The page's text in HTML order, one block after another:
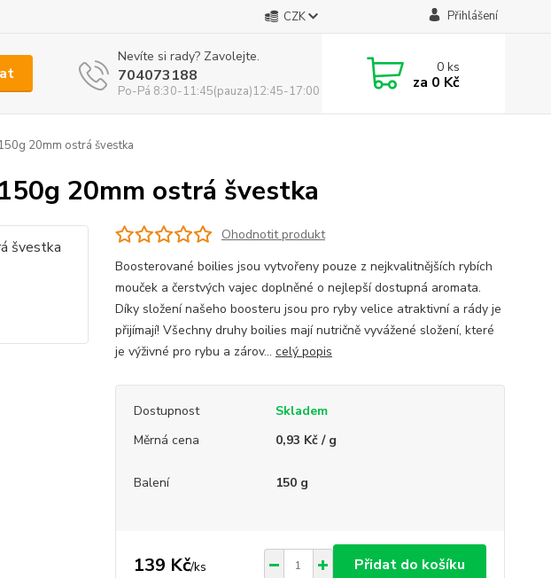
CZK Přihlášení
Nevíte si rady? Zavolejte.
704073188
Po-Pá 8:30-11:45(pauza)12:45-17:00
0ks
za 0 Kč
20mm ostrá švestka
20mm ostrá švestka
Ohodnotit produkt
Boosterované boilies jsou vytvořeny pouze z nejkvalitnějších rybích
mouček a čerstvých vajec doplněné o nejlepší dostupná aromata.
Díky složení našeho boosteru jsou pro ryby velice atraktivní a rády je
přijímají! Všechny druhy boilies mají nutričně vyvážené složení, které
je výživné pro rybu a zárov... celý popis
Dostupnost
Skladem
Měrná cena
0,93 Kč / g
Balení 150 g
139 Kč/ks Přidat do košíku